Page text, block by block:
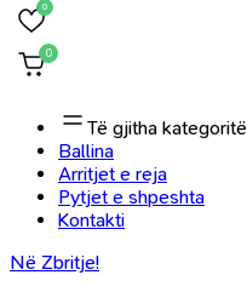
0
0
Të gjitha kategoritë
Ballina
Arritjet e reja
Pytjet e shpeshta
Kontakti
Në Zbritje!